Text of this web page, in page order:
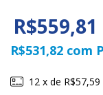
R$559,81
R$531,82 com
12 x de R$57,59